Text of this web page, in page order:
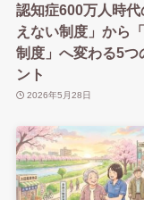
認知症600万人時代
えない制度」から
制度」へ変わる5つ
ント
2026年5月28日